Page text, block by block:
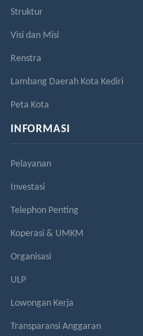
Struktur
Visi dan Misi
Renstra
Lambang Daerah Kota Kediri
Peta Kota
INFORMASI
Pelayanan
Investasi
Telephon Penting
Koperasi & UMKM
Organisasi
ULP
Lowongan Kerja
Transparansi Anggaran